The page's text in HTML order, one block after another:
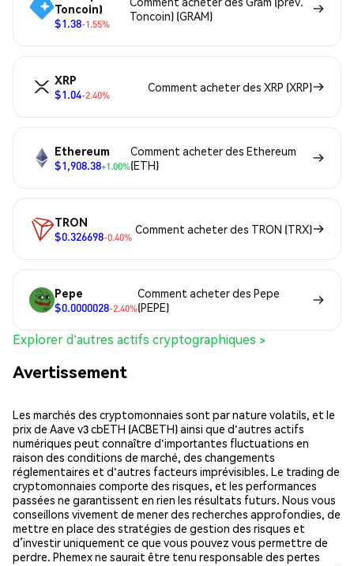
Toncoin)
$1.38-1.55%
Toncoin) (GRAM)
XRP
$1.04-2.40%
Comment acheter des XRP (XRP)
Ethereum
$1,908.38+1.00%
Comment acheter des Ethereum
(ETH)
TRON
$0.326698-0.40%
Comment acheter des TRON (TRX)
Pepe
$0.0000028-2.40%
Comment acheter des Pepe
(PEPE)
Explorer d'autres actifs cryptographiques >
Avertissement
Les marchés des cryptomonnaies sont par nature volatils, et le
prix de Aave v3 cbETH (ACBETH) ainsi que d'autres actifs
numériques peut connaître d'importantes fluctuations en
raison des conditions de marché, des changements
réglementaires et d'autres facteurs imprévisibles. Le trading de
cryptomonnaies comporte des risques, et les performances
passées ne garantissent en rien les résultats futurs. Nous vous
conseillons vivement de mener des recherches approfondies, de
mettre en place des stratégies de gestion des risques et
d’investir uniquement ce que vous pouvez vous permettre de
perdre. Phemex ne saurait être tenu responsable des pertes